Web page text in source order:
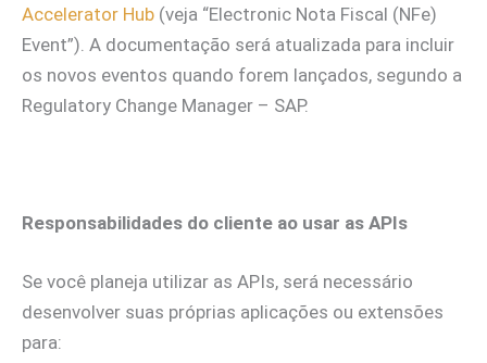
Accelerator Hub (veja “Electronic Nota Fiscal (NFe)
Event”). A documentação será atualizada para incluir
os novos eventos quando forem lançados, segundo a
Regulatory Change Manager – SAP.
Responsabilidades do cliente ao usar as APIs
Se você planeja utilizar as APIs, será necessário
desenvolver suas próprias aplicações ou extensões
para: